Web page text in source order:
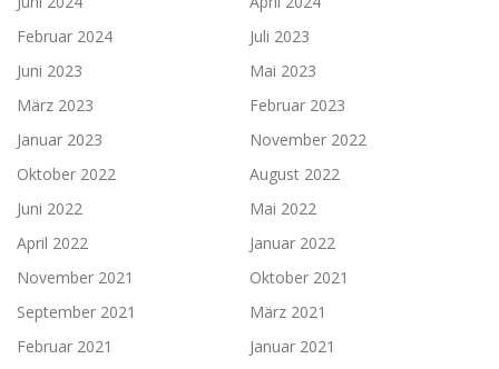
Februar 2024
Juli 2023
Juni 2023
Mai 2023
März 2023
Februar 2023
Januar 2023
November 2022
Oktober 2022
August 2022
Juni 2022
Mai 2022
April 2022
Januar 2022
November 2021
Oktober 2021
September 2021
März 2021
Februar 2021
Januar 2021